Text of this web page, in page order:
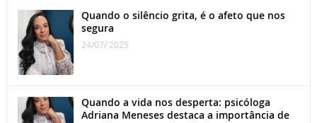
Quando o silêncio grita, é o afeto que nos
segura
24/07/ 2025
Quando a vida nos desperta: psicóloga
Adriana Meneses destaca a importância de